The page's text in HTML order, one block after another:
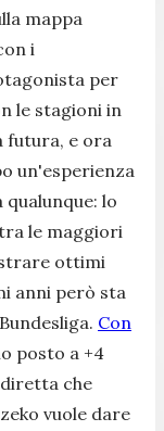
mappa
i
per
le stagioni in
futura, e ora
un'esperienza
lo
le maggiori
ottimi
anni però sta
Con
posto a +4
che
vuole dare